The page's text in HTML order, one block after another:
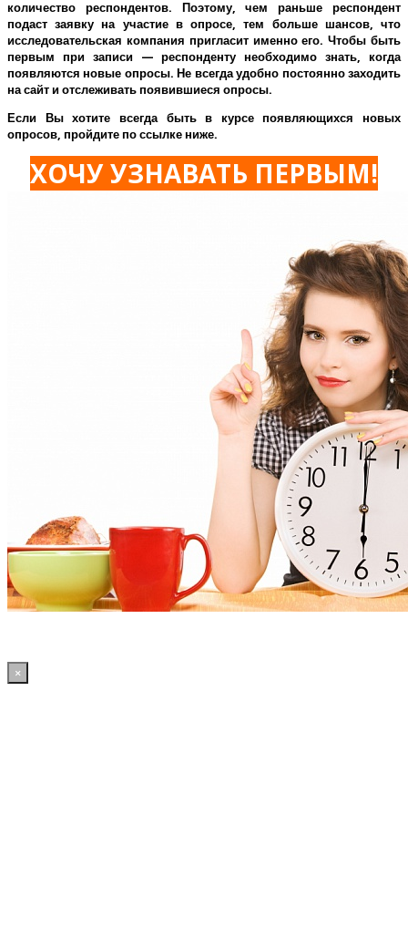
количество респондентов. Поэтому, чем раньше респондент
подаст заявку на участие в опросе, тем больше шансов, что
исследовательская компания пригласит именно его.Чтобы быть
первым при записи — респонденту необходимо знать, когда
появляются новые опросы. Не всегда удобно постоянно заходить
на сайт и отслеживать появившиеся опросы.
Если Вы хотите всегда быть в курсе появляющихся новых
опросов, пройдите по ссылке ниже.
ХОЧУ УЗНАВАТЬ ПЕРВЫМ!
×